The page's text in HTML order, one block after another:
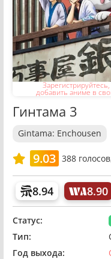
добавить аниме в
Гинтама 3
Gintama: Enchousen
9.03 388
8.94 8.90
Статус:
Тип:
Год выхода: